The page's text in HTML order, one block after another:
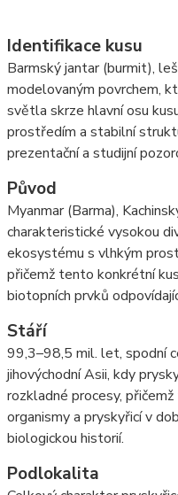
Identifikace kusu
Barmský jantar (burmit),
modelovaným povrchem,
světla skrze hlavní osu
prostředím a stabilní
prezentační a studijní
Původ
Myanmar (Barma),
charakteristické vysokou
ekosystému s vlhkým
přičemž tento konkrétní
biotopních prvků
Stáří
99,3–98,5 mil. let, spodní
jihovýchodní Asii, kdy
rozkladné procesy,
organismy a pryskyřicí v
biologickou historií.
Podlokalita